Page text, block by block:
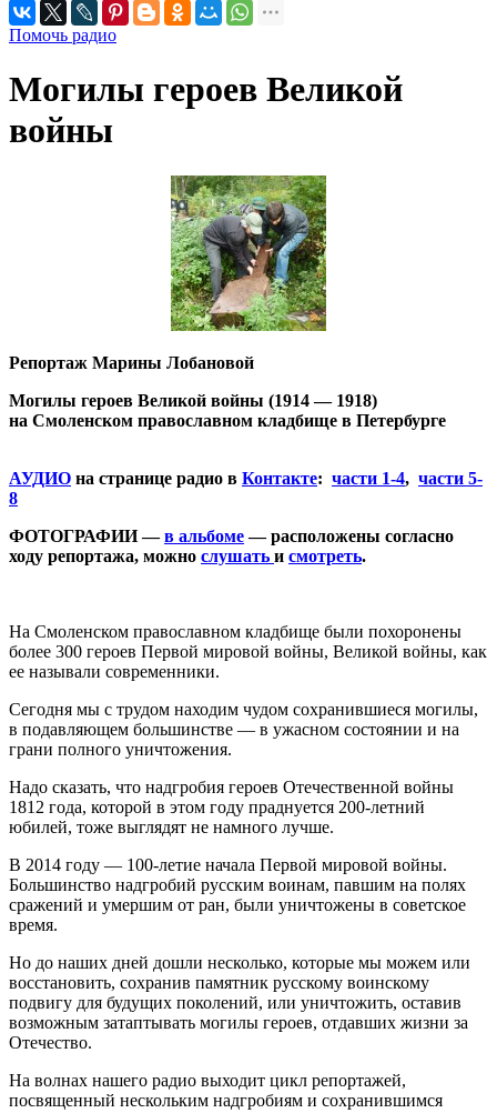
Помочь радио
Могилы героев Великой
войны
Репортаж Марины Лобановой
Могилы героев Великой войны (1914 — 1918)
на Смоленском православном кладбище в Петербурге
АУДИО на странице радио в Контакте: части 1-4, части 5-
8
ФОТОГРАФИИ —в альбоме— расположены согласно
ходу репортажа, можно слушать и смотреть.
На Смоленском православном кладбище были похоронены
более 300 героев Первой мировой войны, Великой войны, как
ее называли современники.
Сегодня мы с трудом находим чудом сохранившиеся могилы,
в подавляющем большинстве — в ужасном состоянии и на
грани полного уничтожения.
Надо сказать, что надгробия героев Отечественной войны
1812 года, которой в этом году праднуется 200-летний
юбилей, тоже выглядят не намного лучше.
В 2014 году — 100-летие начала Первой мировой войны.
Большинство надгробий русским воинам, павшим на полях
сражений и умершим от ран, были уничтожены в советское
время.
Но до наших дней дошли несколько, которые мы можем или
восстановить, сохранив памятник русскому воинскому
подвигу для будущих поколений, или уничтожить, оставив
возможным затаптывать могилы героев, отдавших жизни за
Отечество.
На волнах нашего радио выходит цикл репортажей,
посвященный нескольким надгробиям и сохранившимся